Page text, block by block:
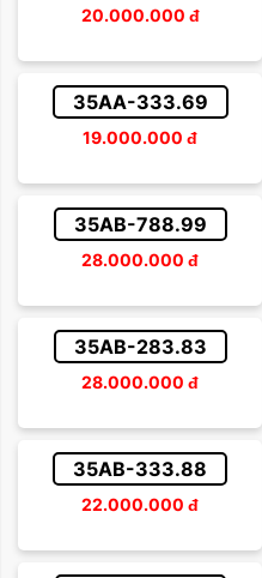
20.000.000 đ
35AA-333.69
19.000.000 đ
35AB-788.99
28.000.000 đ
35AB-283.83
28.000.000 đ
35AB-333.88
22.000.000 đ